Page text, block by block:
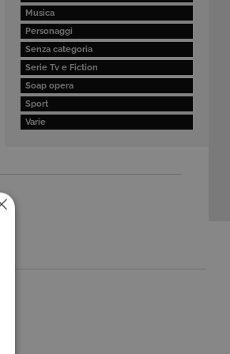
Musica
Personaggi
Senza categoria
Serie Tv e Fiction
Soap opera
Sport
Varie